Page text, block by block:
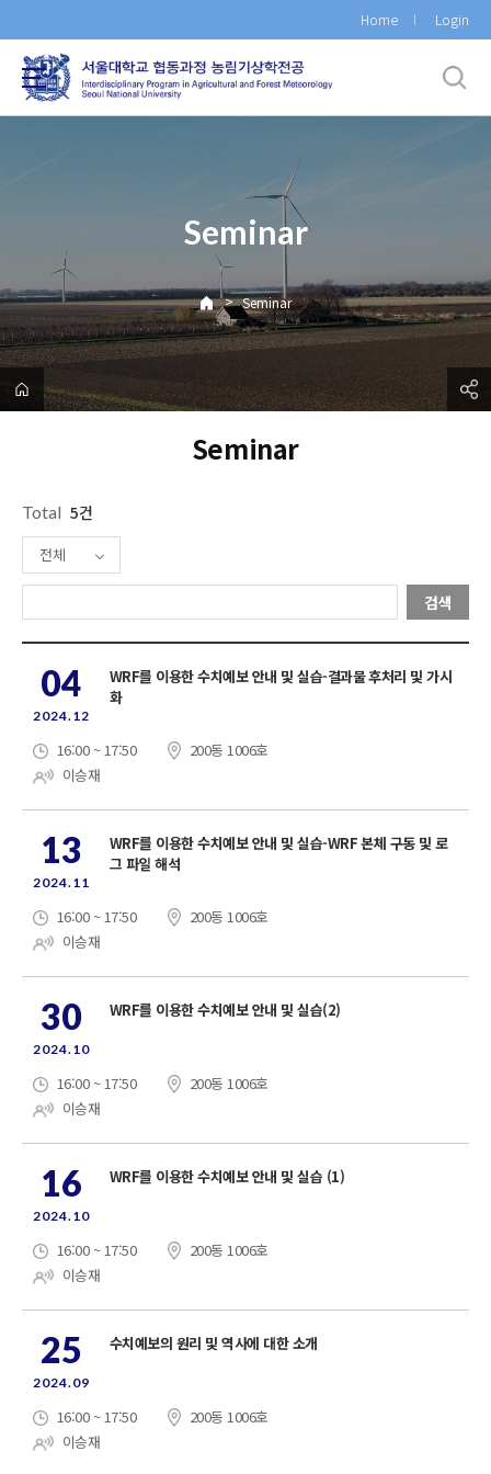
로
메
Home Login
Seminar
> Seminar
Seminar
Total 5건
전체
검색
04
2024.12
WRF를 이용한 수치예보 안내 및 실습-결과물 후처리 및 가시
화
16:00 ~ 17:50
200동 1006호
이승재
13
2024.11
WRF를 이용한 수치예보 안내 및 실습-WRF 본체 구동 및 로
그 파일 해석
16:00 ~ 17:50
200동 1006호
이승재
30
2024.10
WRF를 이용한 수치예보 안내 및 실습(2)
16:00 ~ 17:50
200동 1006호
이승재
16
2024.10
WRF를 이용한 수치예보 안내 및 실습 (1)
16:00 ~ 17:50
200동 1006호
이승재
25
2024.09
수치예보의 원리 및 역사에 대한 소개
16:00 ~ 17:50
200동 1006호
이승재